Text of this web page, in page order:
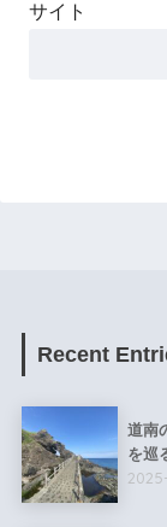
サイト
Recent
道南
を巡